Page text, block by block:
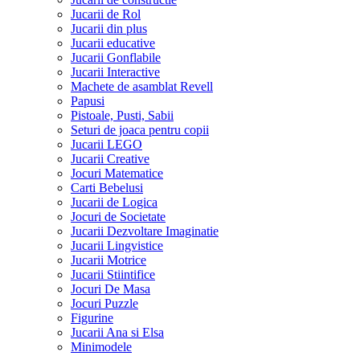
Jucarii de Rol
Jucarii din plus
Jucarii educative
Jucarii Gonflabile
Jucarii Interactive
Machete de asamblat Revell
Papusi
Pistoale, Pusti, Sabii
Seturi de joaca pentru copii
Jucarii LEGO
Jucarii Creative
Jocuri Matematice
Carti Bebelusi
Jucarii de Logica
Jocuri de Societate
Jucarii Dezvoltare Imaginatie
Jucarii Lingvistice
Jucarii Motrice
Jucarii Stiintifice
Jocuri De Masa
Jocuri Puzzle
Figurine
Jucarii Ana si Elsa
Minimodele